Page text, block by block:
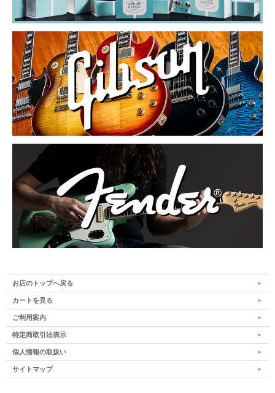
お店のトップへ戻る
カートを見る
ご利用案内
特定商取引法表示
個人情報の取扱い
サイトマップ